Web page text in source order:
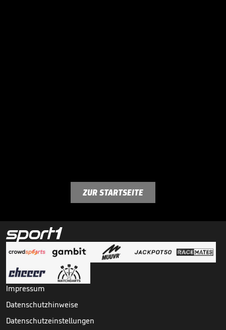
ZUR STARTSEITE
Impressum
Datenschutzhinweise
Datenschutzeinstellungen